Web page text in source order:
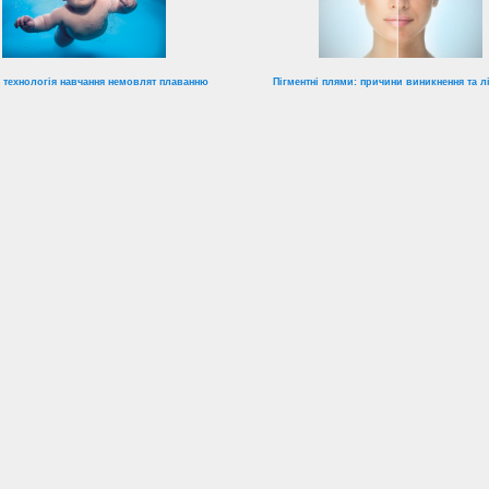
технологія навчання немовлят плаванню Пігментні плями: причини виникнення та